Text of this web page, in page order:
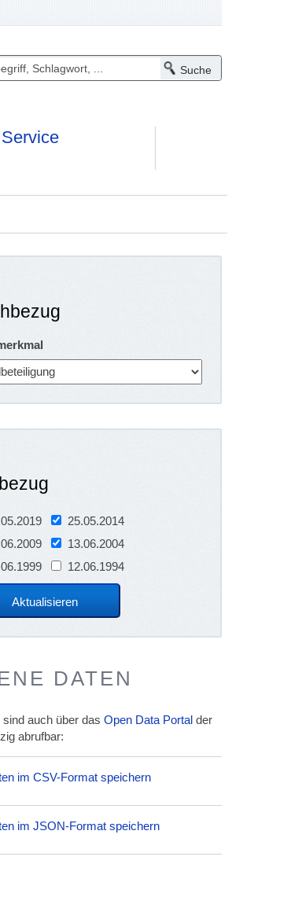
Service
25.05.2014
13.06.2004
12.06.1994
DATEN
sind auch über dasOpen Data Portal der
abrufbar:
im CSV-Format speichern
im JSON-Format speichern